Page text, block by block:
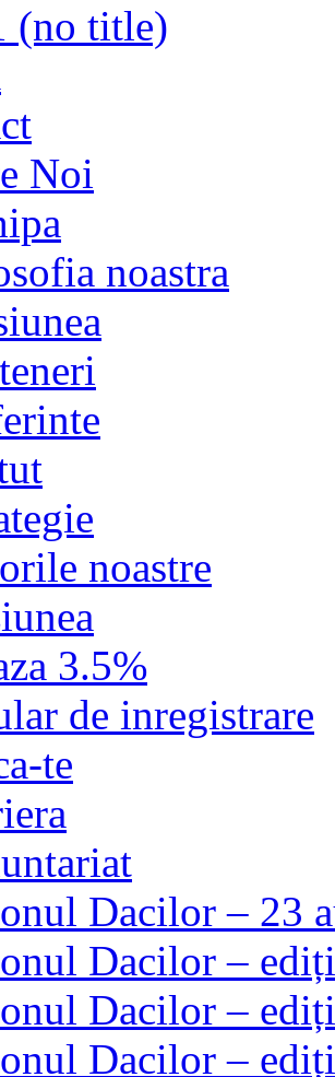
(no title)
Noi
noastra
noastre
3.5%
de inregistrare
te
Dacilor – 23
Dacilor –
Dacilor –
Dacilor –